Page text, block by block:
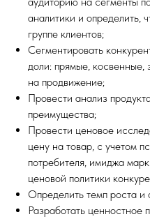
аналитики и определить,
группе клиентов;
Сегментировать
доли: прямые, косвенные,
на продвижение;
Провести анализ
преимущества;
Провести ценовое
цену на товар, с учетом
потребителя, имиджа
ценовой политики
Определить темп роста и
Разработать ценностное